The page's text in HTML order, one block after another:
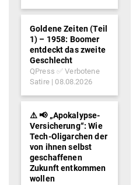
Goldene Zeiten (Teil
1) – 1958: Boomer
entdeckt das zweite
Geschlecht
QPress ✅ Verbotene
Satire
08.08.2026
⚠️ 📢 „Apokalypse-
Versicherung“: Wie
Tech-Oligarchen der
von ihnen selbst
geschaffenen
Zukunft entkommen
wollen